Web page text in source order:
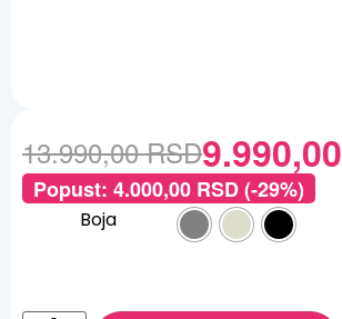
13.990,00RSD9.990,00
Popust: 4.000,00 RSD(-29%)
Boja